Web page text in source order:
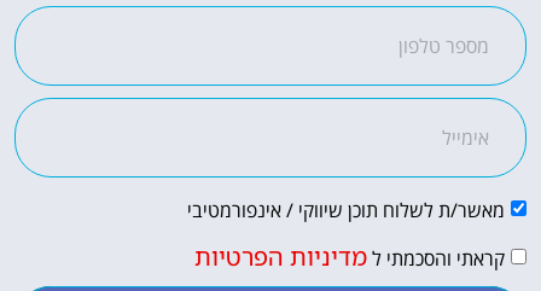
מאשר/ת לשלוח תוכן שיווקי / אינפורמטיבי
קראתי והסכמתי למדיניות הפרטיות